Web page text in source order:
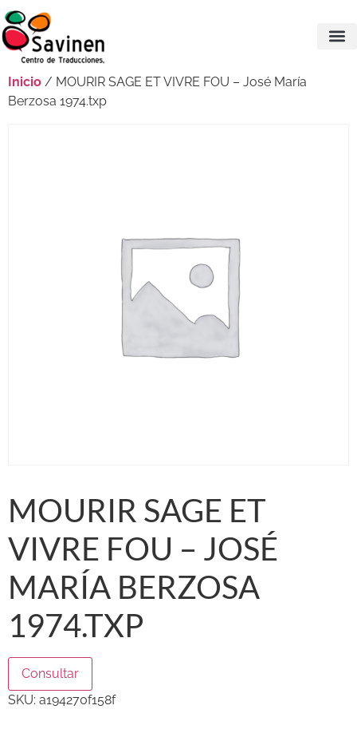
Inicio / MOURIR SAGE ET VIVRE FOU – José María
Berzosa 1974.txp
MOURIR SAGE ET
VIVRE FOU – JOSÉ
MARÍA BERZOSA
1974.TXP
Consultar
SKU: a194270f158f